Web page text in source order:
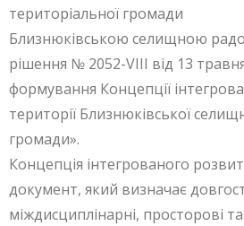
територіальної громади
Близнюківською селищною
рішення № 2052-VIII від 13
формування Концепції
території Близнюківської
громади».
Концепція інтегрованого
документ, який визначає
міждисциплінарні, просторові